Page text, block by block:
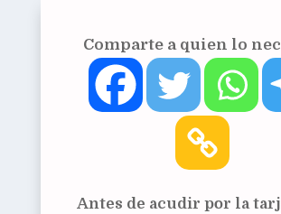
Comparte a quien lo
Antes de acudir por la